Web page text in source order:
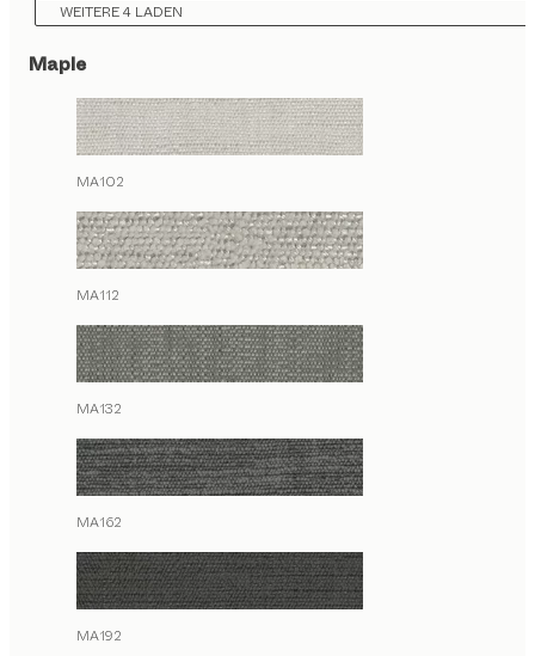
WEITERE 4 LADEN
Maple
MA102
MA112
MA132
MA162
MA192